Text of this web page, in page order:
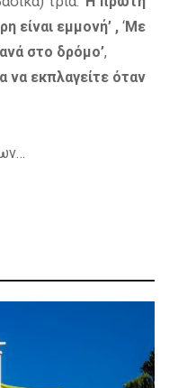
είναι εμμονή’ , ‘Με
στο δρόμο’,
να εκπλαγείτε όταν